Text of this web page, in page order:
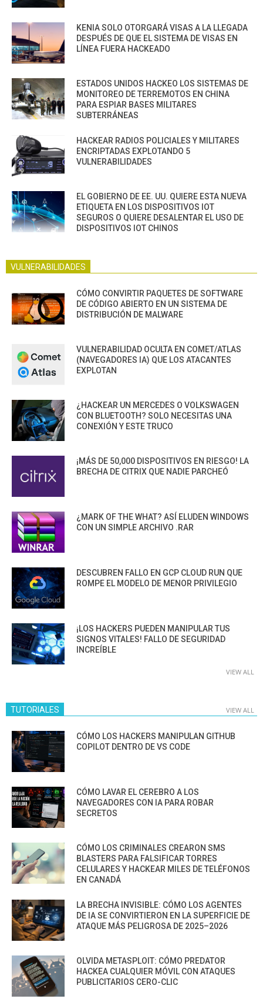
KENIA SOLO OTORGARÁ VISAS A LA LLEGADA
DESPUÉS DE QUE EL SISTEMA DE VISAS EN
LÍNEA FUERA HACKEADO
ESTADOS UNIDOS HACKEO LOS SISTEMAS DE
MONITOREO DE TERREMOTOS EN CHINA
PARA ESPIAR BASES MILITARES
SUBTERRÁNEAS
HACKEAR RADIOS POLICIALES Y MILITARES
ENCRIPTADAS EXPLOTANDO 5
VULNERABILIDADES
EL GOBIERNO DE EE. UU. QUIERE ESTA NUEVA
ETIQUETA EN LOS DISPOSITIVOS IOT
SEGUROS O QUIERE DESALENTAR EL USO DE
DISPOSITIVOS IOT CHINOS
VULNERABILIDADES
CÓMO CONVIRTIR PAQUETES DE SOFTWARE
DE CÓDIGO ABIERTO EN UN SISTEMA DE
DISTRIBUCIÓN DE MALWARE
VULNERABILIDAD OCULTA EN COMET/ATLAS
(NAVEGADORES IA) QUE LOS ATACANTES
EXPLOTAN
¿HACKEAR UN MERCEDES O VOLKSWAGEN
CON BLUETOOTH? SOLO NECESITAS UNA
CONEXIÓN Y ESTE TRUCO
¡MÁS DE 50,000 DISPOSITIVOS EN RIESGO! LA
BRECHA DE CITRIX QUE NADIE PARCHEÓ
¿MARK OF THE WHAT? ASÍ ELUDEN WINDOWS
CON UN SIMPLE ARCHIVO .RAR
DESCUBREN FALLO EN GCP CLOUD RUN QUE
ROMPE EL MODELO DE MENOR PRIVILEGIO
¡LOS HACKERS PUEDEN MANIPULAR TUS
SIGNOS VITALES! FALLO DE SEGURIDAD
INCREÍBLE
VIEW ALL
TUTORIALES VIEW ALL
CÓMO LOS HACKERS MANIPULAN GITHUB
COPILOT DENTRO DE VS CODE
CÓMO LAVAR EL CEREBRO A LOS
NAVEGADORES CON IA PARA ROBAR
SECRETOS
CÓMO LOS CRIMINALES CREARON SMS
BLASTERS PARA FALSIFICAR TORRES
CELULARES Y HACKEAR MILES DE TELÉFONOS
EN CANADÁ
LA BRECHA INVISIBLE: CÓMO LOS AGENTES
DE IA SE CONVIRTIERON EN LA SUPERFICIE DE
ATAQUE MÁS PELIGROSA DE 2025–2026
OLVIDA METASPLOIT: CÓMO PREDATOR
HACKEA CUALQUIER MÓVIL CON ATAQUES
PUBLICITARIOS CERO-CLIC